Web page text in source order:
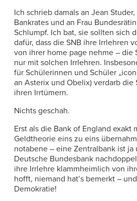
Ich schrieb damals an Jean
Bankrates und an Frau
Schlumpf. Ich bat, sie sollten sich
dafür, dass die SNB ihre Irrlehren
von ihrer home page nehme – die
nur mit solchen Irrlehren.
für Schülerinnen und Schüler
an Asterix und Obelix) verdarb die
ihren Irrtümern.
Nichts geschah.
Erst als die Bank of England exakt
Geldtheorie eins zu eins
notabene – eine Zentralbank ist ja
Deutsche Bundesbank
ihre Irrlehre klammheimlich von
hofft, niemand hat’s bemerkt –
Demokratie!